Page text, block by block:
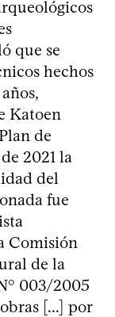
que se
hechos
Katoen
de
2021 la
del
fue
Comisión
de la
003/2005
[...] por